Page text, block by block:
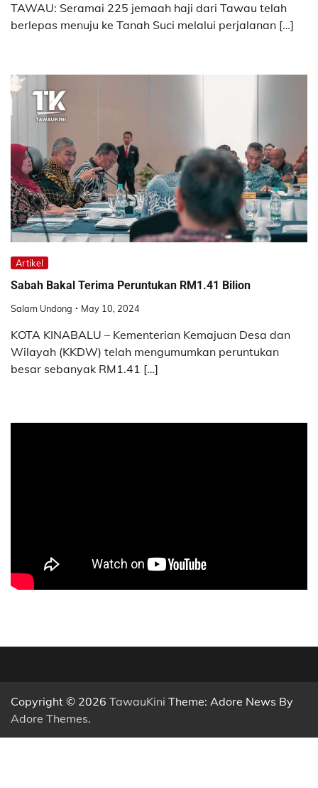
TAWAU: Seramai 225 jemaah haji dari Tawau telah
berlepas menuju ke Tanah Suci melalui perjalanan […]
Artikel
Sabah Bakal Terima Peruntukan RM1.41 Bilion
Salam Undong May 10, 2024
KOTA KINABALU – Kementerian Kemajuan Desa dan
Wilayah (KKDW) telah mengumumkan peruntukan
besar sebanyak RM1.41 […]
Copyright © 2026 TawauKini Theme: Adore News By
Adore Themes.